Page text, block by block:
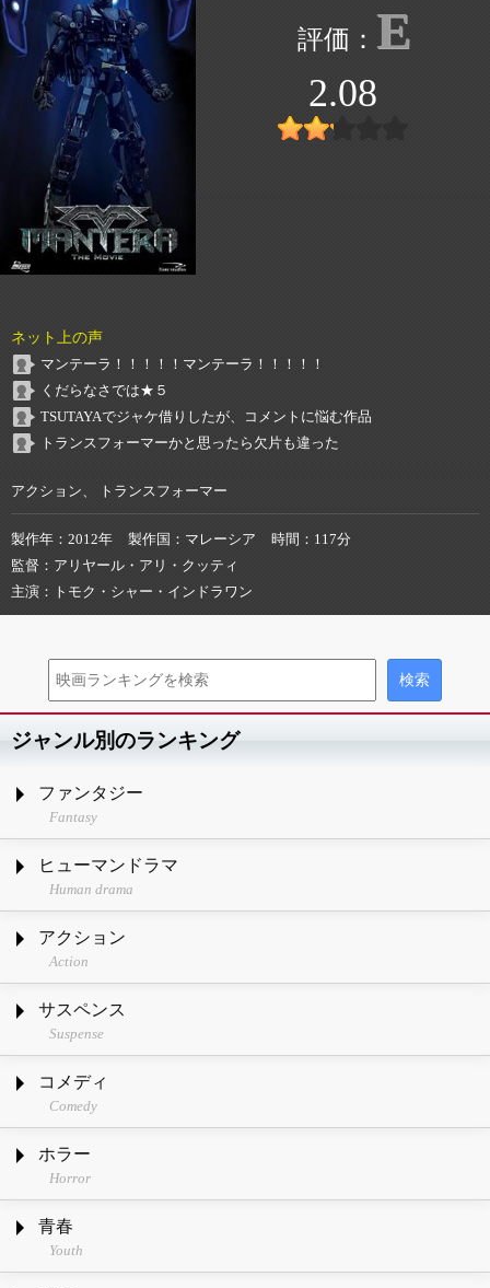
E
2.08
ネット上の声
マンテーラ！！！！！マンテーラ！！！！！
くだらなさでは★５
TSUTAYAでジャケ借りしたが、コメントに悩む作品
トランスフォーマーかと思ったら欠片も違った
アクション、 トランスフォーマー
製作年 2012年 製作国 マレーシア 時間
117分
監督
アリヤール・アリ・クッティ
主演
トモク・シャー・インドラワン
ジャンル別のランキング
ファンタジー
Fantasy
ヒューマンドラマ
Human drama
アクション
Action
サスペンス
Suspense
コメディ
Comedy
ホラー
Horror
青春
Youth